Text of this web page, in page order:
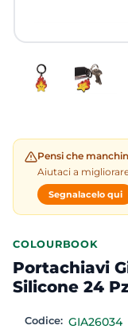
Pensi che
Aiutaci a
Segnalacelo qui
COLOURBOOK
Portachiavi
Silicone 24
Codice: GIA26034